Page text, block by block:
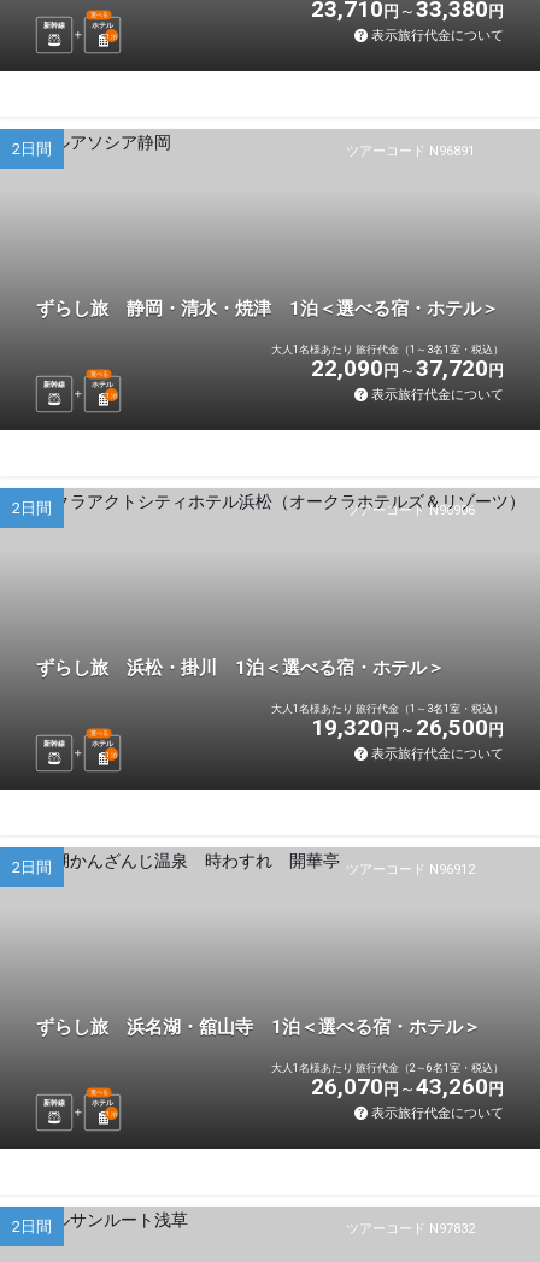
新幹線 ホテル
選べる
1 泊
23,710 円 33,380 円
表示旅行代金について
ツアーコード N96891
2日間
ずらし旅 静岡・清水・焼津 1泊＜選べる宿・ホテル＞
新幹線 ホテル
選べる
1 泊
大人1名様あたり 旅行代金（1～3名1室・税込）
22,090 円 37,720 円
表示旅行代金について
ツアーコード N96906
2日間
ずらし旅 浜松・掛川 1泊＜選べる宿・ホテル＞
新幹線 ホテル
選べる
1 泊
大人1名様あたり 旅行代金（1～3名1室・税込）
19,320 円 26,500 円
表示旅行代金について
ツアーコード N96912
2日間
ずらし旅 浜名湖・舘山寺 1泊＜選べる宿・ホテル＞
新幹線 ホテル
選べる
1 泊
大人1名様あたり 旅行代金（2～6名1室・税込）
26,070 円 43,260 円
表示旅行代金について
ツアーコード N97832
2日間